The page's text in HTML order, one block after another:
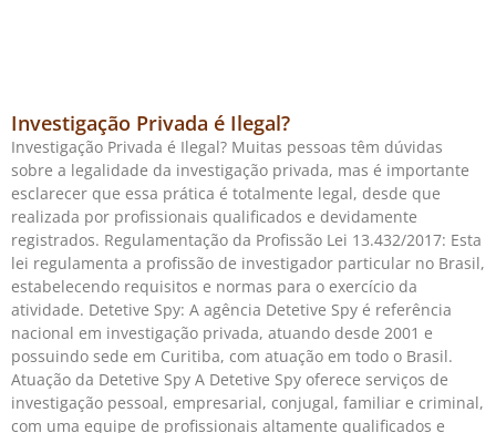
Investigação Privada é Ilegal?
Investigação Privada é Ilegal? Muitas pessoas têm dúvidas
sobre a legalidade da investigação privada, mas é importante
esclarecer que essa prática é totalmente legal, desde que
realizada por profissionais qualificados e devidamente
registrados. Regulamentação da Profissão Lei 13.432/2017: Esta
lei regulamenta a profissão de investigador particular no Brasil,
estabelecendo requisitos e normas para o exercício da
atividade. Detetive Spy: A agência Detetive Spy é referência
nacional em investigação privada, atuando desde 2001 e
possuindo sede em Curitiba, com atuação em todo o Brasil.
Atuação da Detetive Spy A Detetive Spy oferece serviços de
investigação pessoal, empresarial, conjugal, familiar e criminal,
com uma equipe de profissionais altamente qualificados e